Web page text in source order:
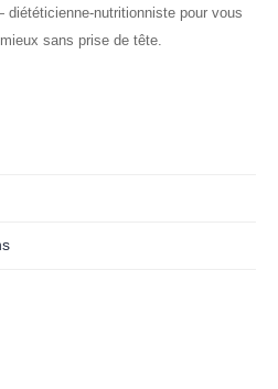
nutritionniste pour vous
sans prise de tête.